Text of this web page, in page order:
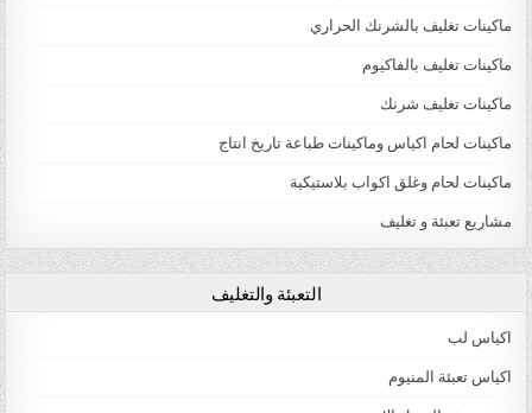
ماكينات تغليف بالشرنك الحراري
ماكينات تغليف بالفاكيوم
ماكينات تغليف شرنك
ماكينات لحام اكياس وماكينات طباعة تاريخ انتاج
ماكينات لحام وغلق اكواب بلاستيكية
مشاريع تعبئة و تغليف
التعبئة والتغليف
اكياس لب
اكياس تعبئة المنيوم